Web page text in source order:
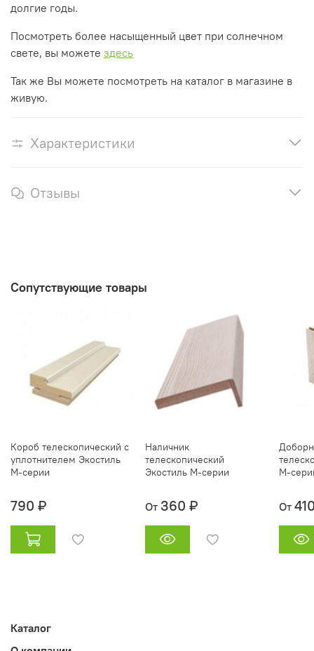
долгие годы.
Посмотреть более насыщенный цвет при солнечном
свете, вы можете здесь
Так же Вы можете посмотреть на каталог в магазине в
живую.
Характеристики
Отзывы
Сопутствующие товары
Короб телескопический с
уплотнителем Экостиль
М-серии
790 ₽
Наличник
телескопический
Экостиль М-серии
От 360 ₽
М-
От
Каталог